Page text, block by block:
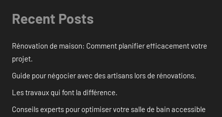
Recent Posts
Rénovation de maison: Comment planifier efficacement votre
projet.
Guide pour négocier avec des artisans lors de rénovations.
Les travaux qui font la différence.
Conseils experts pour optimiser votre salle de bain accessible